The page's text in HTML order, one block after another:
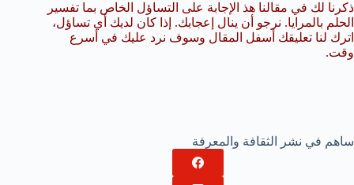
ذكرنا لك في مقالنا هذ الإجابة على التساؤل الخاص بما تفسير
الحلم بالمرايا. نرجو أن ينال إعجابك. إذا كان لديك أي تساؤل،
اترك لنا تعليقك أسفل المقال وسوف نرد عليك في أسرع
وقت.
ساهم في نشر الثقافة والمعرفة